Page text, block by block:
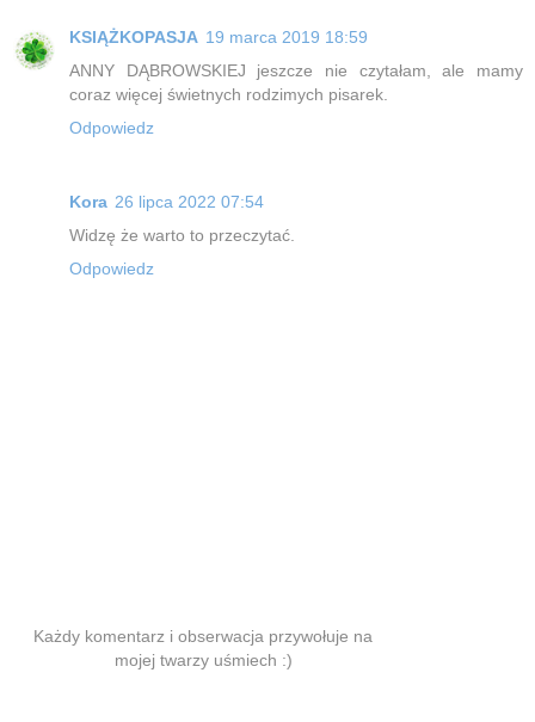
KSIĄŻKOPASJA 19 marca 2019 18:59
ANNY DĄBROWSKIEJ jeszcze nie czytałam, ale mamy
coraz więcej świetnych rodzimych pisarek.
Odpowiedz
Kora 26 lipca 2022 07:54
Widzę że warto to przeczytać.
Odpowiedz
Każdy komentarz i obserwacja przywołuje na
mojej twarzy uśmiech :)